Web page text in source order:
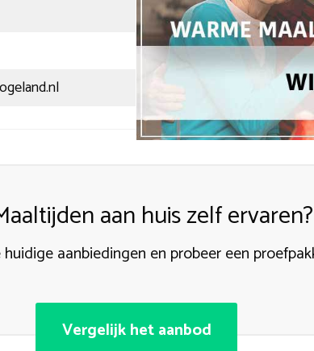
aan huis zelf ervaren?
huidige aanbiedingen en probeer een
Vergelijk het aanbod